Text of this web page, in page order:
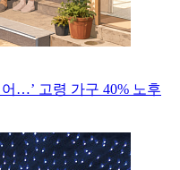
…’ 고령 가구 40% 노후